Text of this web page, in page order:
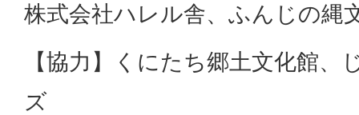
株式会社ハレル舎、ふんじの縄
【協力】くにたち郷土文化館、
ズ